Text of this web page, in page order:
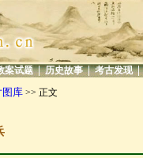
案试题 | 历史故事 | 考古发现 |
图库 >> 正文